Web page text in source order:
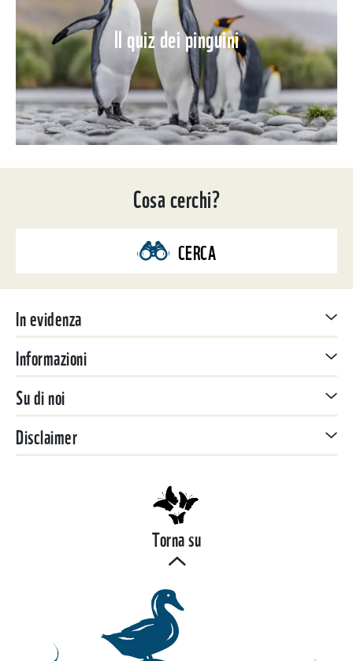
Il quiz dei pinguini
Cosa cerchi?
CERCA
In evidenza
Informazioni
Su di noi
Disclaimer
Torna su